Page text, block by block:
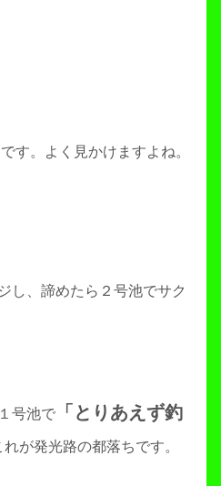
です。よく見かけますよね。
し、諦めたら２号池でサク
号池で
「とりあえず釣
が発光路の都落ちです。